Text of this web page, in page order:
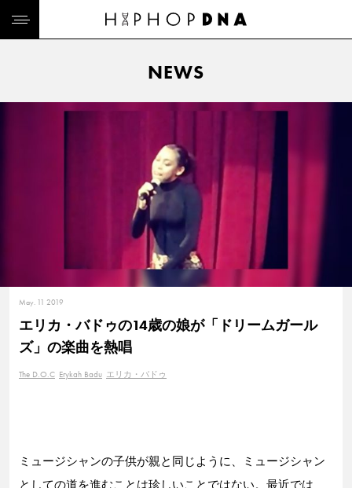
NEWS
May. 11 2019
エリカ・バドゥの14歳の娘が「ドリームガール
ズ」の楽曲を熱唱
The D.O.C Erykah Badu エリカ・バドゥ
ミュージシャンの子供が親と同じように、ミュージシャン